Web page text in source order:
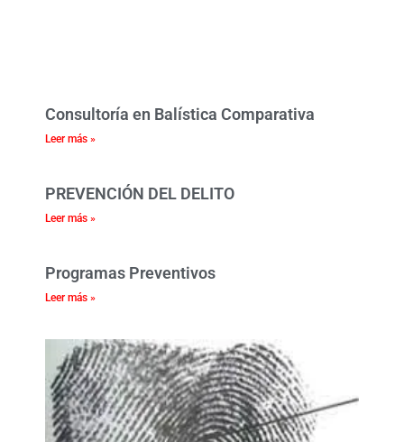
Consultoría en Balística Comparativa
Leer más »
PREVENCIÓN DEL DELITO
Leer más »
Programas Preventivos
Leer más »